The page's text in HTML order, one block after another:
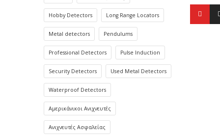
Hobby Detectors Long Range Locators
Metal detectors Pendulums
Professional Detectors Pulse Induction
Security Detectors Used Metal Detectors
Waterproof Detectors
Αμερικάνικοι Ανιχνευτές
Ανιχνευτές Ασφαλείας